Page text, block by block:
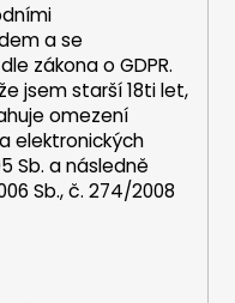
a se
zákona oGDPR.
že jsem starší 18ti let,
omezení
elektronických
Sb. a následně
Sb., č. 274/2008